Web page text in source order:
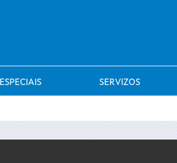
ESPECIAIS SERVIZOS